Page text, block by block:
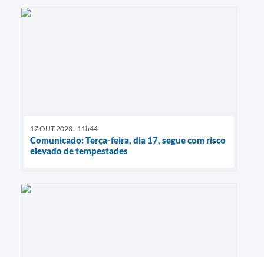
17 OUT 2023 - 11h44
Comunicado: Terça-feira, dia 17, segue com risco
elevado de tempestades